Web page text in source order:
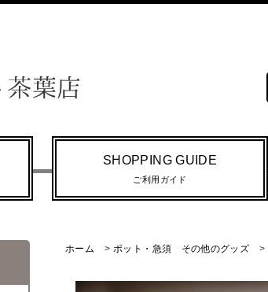
SHOPPING GUIDE
ご利用ガイド
ホーム > ポット・急須 その他のグッズ >